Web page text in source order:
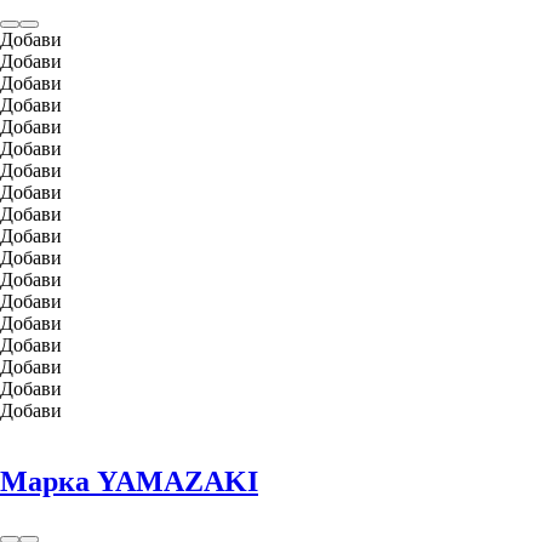
Добави
Добави
Добави
Добави
Добави
Добави
Добави
Добави
Добави
Добави
Добави
Добави
Добави
Добави
Добави
Добави
Добави
Добави
Марка YAMAZAKI